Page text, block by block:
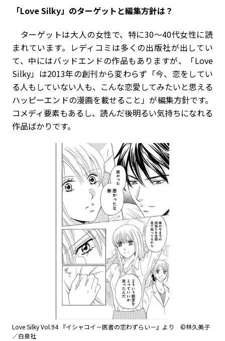
――「Love Silky」のターゲットと編集方針は？
ターゲットは大人の女性で、特に30～40代女性に読
まれています。レディコミは多くの出版社が出してい
て、中にはバッドエンドの作品もありますが、「Love
Silky」は2013年の創刊から変わらず「今、恋をしてい
る人もしていない人も、こんな恋愛してみたいと思える
ハッピーエンドの漫画を載せること」が編集方針です。
コメディ要素もあるし、読んだ後明るい気持ちになれる
作品ばかりです。
Love Silky Vol.94 『イシャコイ－医者の恋わずらい－』より ©林久美子
／白泉社